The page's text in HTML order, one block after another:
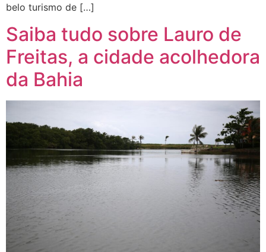
belo turismo de […]
Saiba tudo sobre Lauro de
Freitas, a cidade acolhedora
da Bahia